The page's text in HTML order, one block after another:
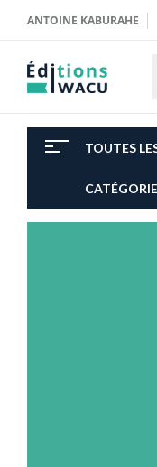
ANTOINE KABURAHE
TOUTES